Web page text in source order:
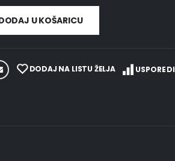
U KOŠARICU
DODAJ NA LISTU ŽELJA USPOREDI